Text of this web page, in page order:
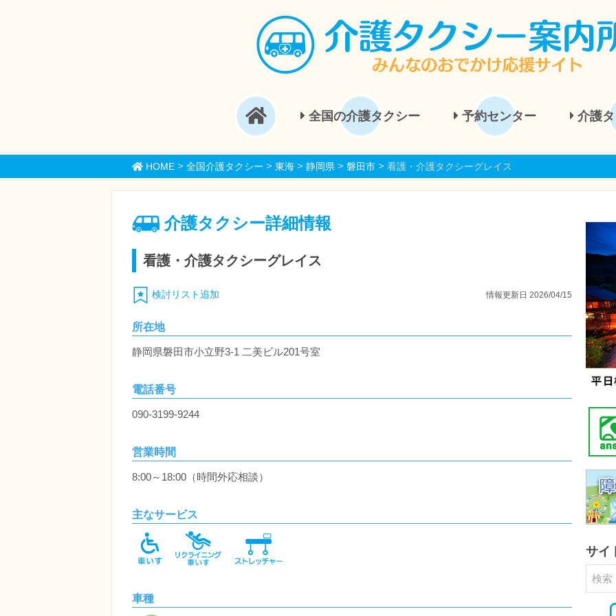
全国の介護タクシー 予約センター 介護
HOME> 全国介護タクシー > 東海> 静岡県 > 磐田市> 看護・介護タクシーグレイス
介護タクシー詳細情報
看護・介護タクシーグレイス
検討リスト追加 情報更新日 2026/04/15
所在地
静岡県磐田市小立野3-1 二美ビル201号室
電話番号
090-3199-9244
営業時間
8:00～18:00（時間外応相談）
主なサービス
車種
サイ